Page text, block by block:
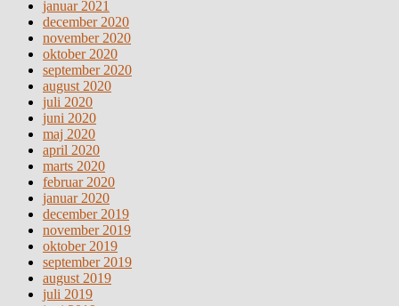
januar 2021
december 2020
november 2020
oktober 2020
september 2020
august 2020
juli 2020
juni 2020
maj 2020
april 2020
marts 2020
februar 2020
januar 2020
december 2019
november 2019
oktober 2019
september 2019
august 2019
juli 2019